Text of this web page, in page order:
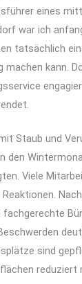
eines
war ich
tatsächlich
machen kann.
Staub und
den
Viele
sind
reduziert